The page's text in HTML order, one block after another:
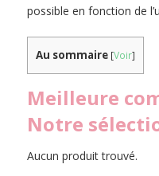
possible en fonction de
Au sommaire [Voir]
Meilleure
Notre
Aucun produit trouvé.